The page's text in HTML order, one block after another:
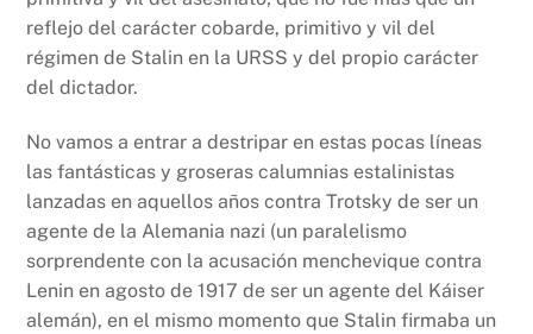
o
k
p
k
reflejo del carácter cobarde, primitivo y vil del
régimen de Stalin en la URSS y del propio carácter
del dictador.
No vamos a entrar a destripar en estas pocas líneas
las fantásticas y groseras calumnias estalinistas
lanzadas en aquellos años contra Trotsky de ser un
agente de la Alemania nazi (un paralelismo
sorprendente con la acusación menchevique contra
Lenin en agosto de 1917 de ser un agente del Káiser
alemán), en el mismo momento que Stalin firmaba un